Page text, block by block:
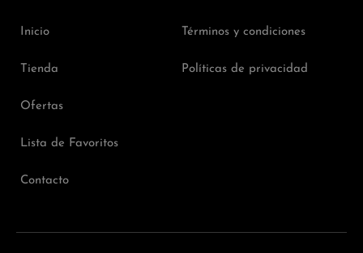
Inicio
Tienda
Ofertas
Lista de Favoritos
Contacto
Términos y condiciones
Políticas de privacidad